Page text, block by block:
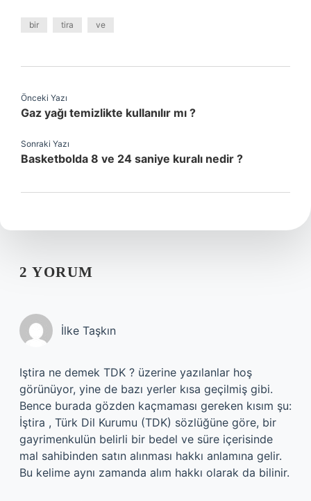
bir tira ve
Önceki Yazı
Gaz yağı temizlikte kullanılır mı ?
Sonraki Yazı
Basketbolda 8 ve 24 saniye kuralı nedir ?
2 YORUM
İlke Taşkın
Iştira ne demek TDK ? üzerine yazılanlar hoş
görünüyor, yine de bazı yerler kısa geçilmiş gibi.
Bence burada gözden kaçmaması gereken kısım şu:
İştira , Türk Dil Kurumu (TDK) sözlüğüne göre, bir
gayrimenkulün belirli bir bedel ve süre içerisinde
mal sahibinden satın alınması hakkı anlamına gelir.
Bu kelime aynı zamanda alım hakkı olarak da bilinir.